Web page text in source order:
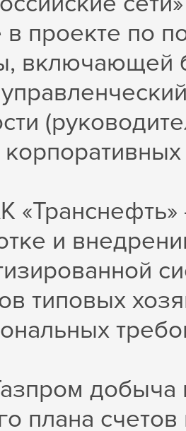
в проекте по
включающей
«Транснефть»
и
типовых
добыча
плана